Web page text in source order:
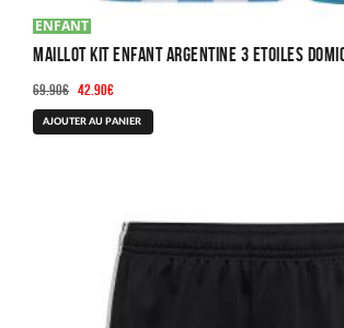
ENFANT
MAILLOT KIT ENFANT ARGENTINE 3 ETOILES
69.90€ Le
prix
initial
42.90€Le
prix
actuel
AJOUTER AU PANIER